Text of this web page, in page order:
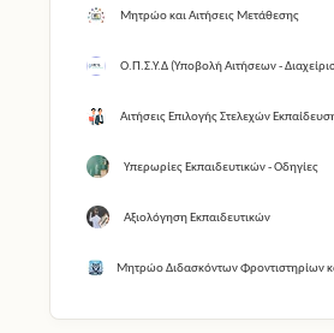
Μητρώο και Αιτήσεις Μετάθεσης
Ο.Π.Σ.Υ.Δ (Υποβολή Αιτήσεων -
Αιτήσεις Επιλογής Στελεχών
Υπερωρίες Εκπαιδευτικών - Οδηγίες
Αξιολόγηση Εκπαιδευτικών
Μητρώο Διδασκόντων Φροντιστηρίων